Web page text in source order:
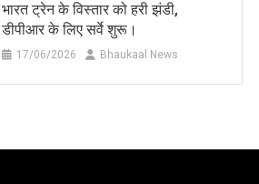
भारत ट्रेन के विस्तार को हरी झंडी,
डीपीआर के लिए सर्वे शुरू।
17/06/2026 Bhaukaal News